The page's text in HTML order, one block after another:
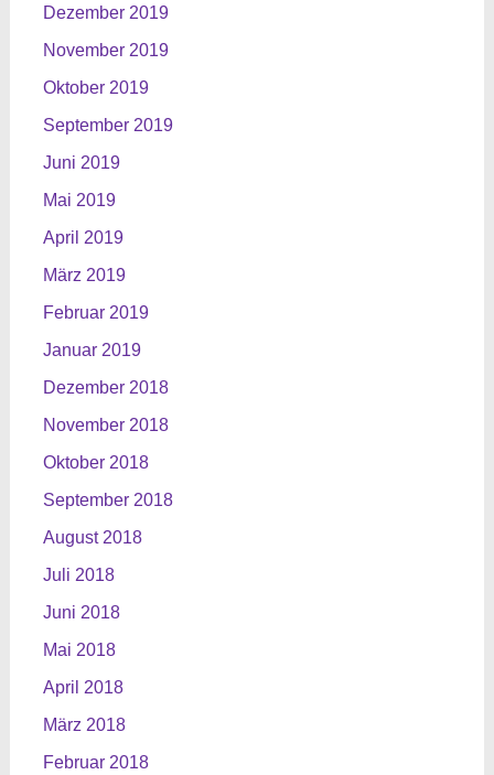
Dezember 2019
November 2019
Oktober 2019
September 2019
Juni 2019
Mai 2019
April 2019
März 2019
Februar 2019
Januar 2019
Dezember 2018
November 2018
Oktober 2018
September 2018
August 2018
Juli 2018
Juni 2018
Mai 2018
April 2018
März 2018
Februar 2018